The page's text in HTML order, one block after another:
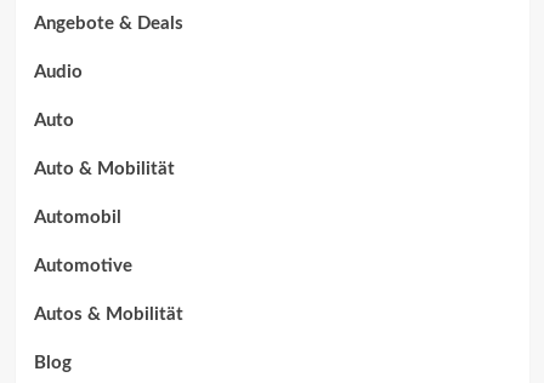
Angebote & Deals
Audio
Auto
Auto & Mobilität
Automobil
Automotive
Autos & Mobilität
Blog